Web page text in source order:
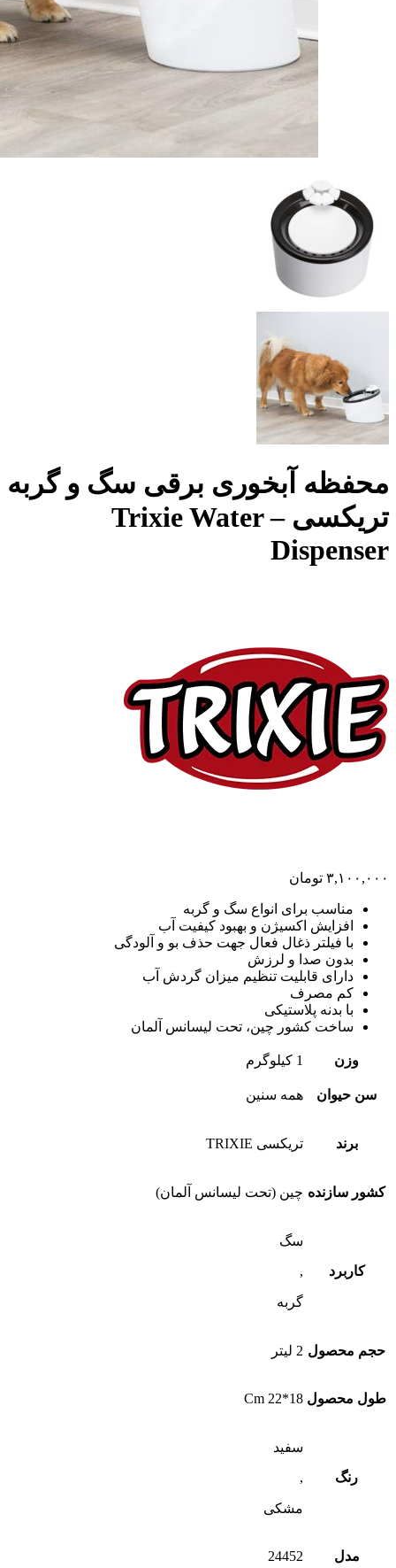
محفظه آبخوری برقی سگ و گربه
تریکسی – Trixie Water
Dispenser
۳,۱۰۰,۰۰۰ تومان
مناسب برای انواع سگ و گربه
افزایش اکسیژن و بهبود کیفیت آب
با فیلتر ذغال فعال جهت حذف بو و آلودگی
بدون صدا و لرزش
دارای قابلیت تنظیم میزان گردش آب
کم مصرف
با بدنه پلاستیکی
ساخت کشور چین، تحت لیسانس آلمان
وزن 1 کیلوگرم
سن حیوان همه سنین
برند تریکسی TRIXIE
کشور سازنده چین (تحت لیسانس آلمان)
کاربرد
سگ
,
گربه
حجم محصول 2 لیتر
طول محصول 18*22 Cm
رنگ
سفید
,
مشکی
مدل 24452